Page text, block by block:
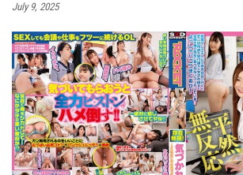
July 9, 2025